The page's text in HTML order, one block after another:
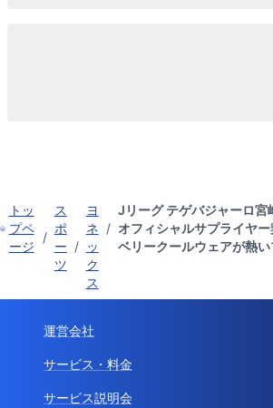
トッ
プペ
ージ
/
ス
ポ
ー
ツ
/
ヨ
ネ
ッ
ク
ス
/
Jリーグ テゲバジャーロ宮
オフィシャルサプライ
ベリークールウェアが熱
運営会社
サービス・料金
サービス説明会